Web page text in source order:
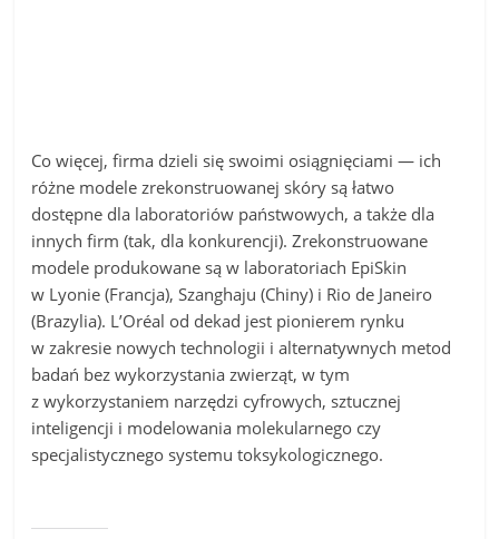
Co więcej, firma dzieli się swoimi osiągnięciami — ich
różne modele zrekonstruowanej skóry są łatwo
dostępne dla laboratoriów państwowych, a także dla
innych firm (tak, dla konkurencji). Zrekonstruowane
modele produkowane są w laboratoriach EpiSkin
w Lyonie (Francja), Szanghaju (Chiny) i Rio de Janeiro
(Brazylia). L’Oréal od dekad jest pionierem rynku
w zakresie nowych technologii i alternatywnych metod
badań bez wykorzystania zwierząt, w tym
z wykorzystaniem narzędzi cyfrowych, sztucznej
inteligencji i modelowania molekularnego czy
specjalistycznego systemu toksykologicznego.